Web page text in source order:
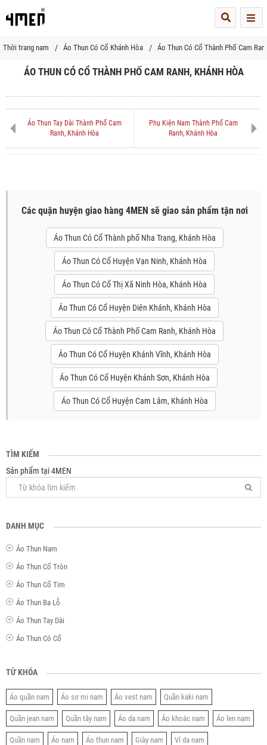
Thời trang nam Áo Thun Có Cổ Khánh Hòa Áo Thun Có Cổ Thành Phố Cam
ÁO THUN CÓ CỔ THÀNH PHỐ CAM RANH, KHÁNH HÒA
Áo Thun Tay Dài Thành Phố Cam
Ranh, Khánh Hòa
Phụ Kiện Nam Thành Phố Cam
Ranh, Khánh Hòa
Các quận huyện giao hàng 4MEN sẽ giao sản phẩm tận nơi
Áo Thun Có Cổ Thành phố Nha Trang, Khánh Hòa
Áo Thun Có Cổ Huyện Vạn Ninh, Khánh Hòa
Áo Thun Có Cổ Thị Xã Ninh Hòa, Khánh Hòa
Áo Thun Có Cổ Huyện Diên Khánh, Khánh Hòa
Áo Thun Có Cổ Thành Phố Cam Ranh, Khánh Hòa
Áo Thun Có Cổ Huyện Khánh Vĩnh, Khánh Hòa
Áo Thun Có Cổ Huyện Khánh Sơn, Khánh Hòa
Áo Thun Có Cổ Huyện Cam Lâm, Khánh Hòa
TÌM KIẾM
Sản phẩm tại 4MEN
DANH MỤC
Áo Thun Nam
Áo Thun Cổ Tròn
Áo Thun Cổ Tim
Áo Thun Ba Lỗ
Áo Thun Tay Dài
Áo Thun Có Cổ
TỪ KHÓA
Áo quần nam Áo sơ mi nam Áo vest nam Quần kaki nam
Quần jean nam Quần tây nam Áo da nam Áo khoác nam Áo len nam
Quần nam Áo nam Áo thun nam Giày nam Ví da nam